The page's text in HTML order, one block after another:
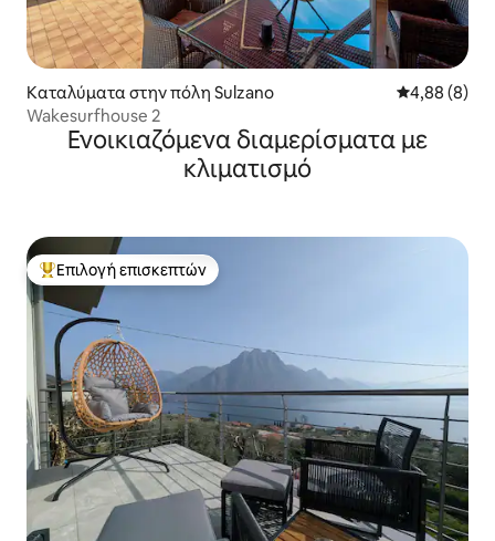
Καταλύματα στην πόλη Sulzano Μέση
4,88 (8)
Wakesurfhouse 2
Ενοικιαζόμενα διαμερίσματα με
κλιματισμό
Κορυφαία επιλογή επισκεπτών
Επιλογή επισκεπτών